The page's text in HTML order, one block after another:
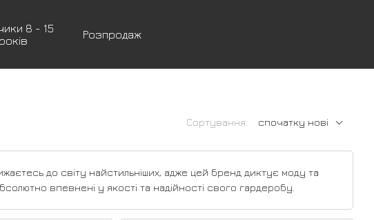
8 - 15
років
Розпродаж
Сортування: спочатку нові
до світу найстильніших, адже цей бренд диктує моду та
впевнені у якості та надійності свого гардеробу.